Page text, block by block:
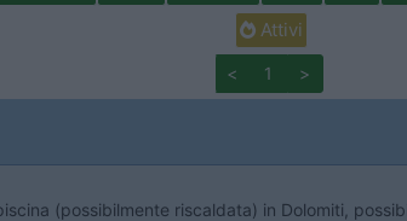
Attivi
< 1 >
(possibilmente riscaldata) in Dolomiti,